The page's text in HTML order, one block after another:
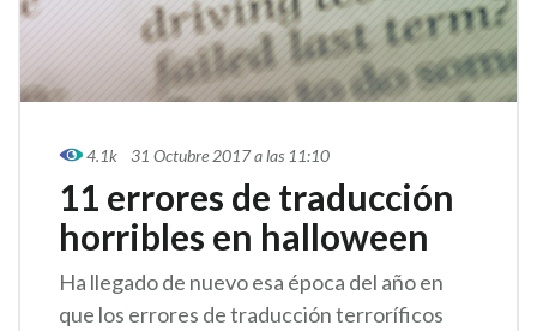
4.1k 31 Octubre 2017 a las 11:10
11 errores de traducción
horribles en halloween
Ha llegado de nuevo esa época del año en
que los errores de traducción terroríficos